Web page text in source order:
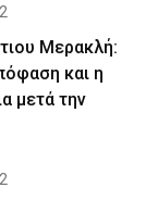
Μερακλή:
και η
μετά την